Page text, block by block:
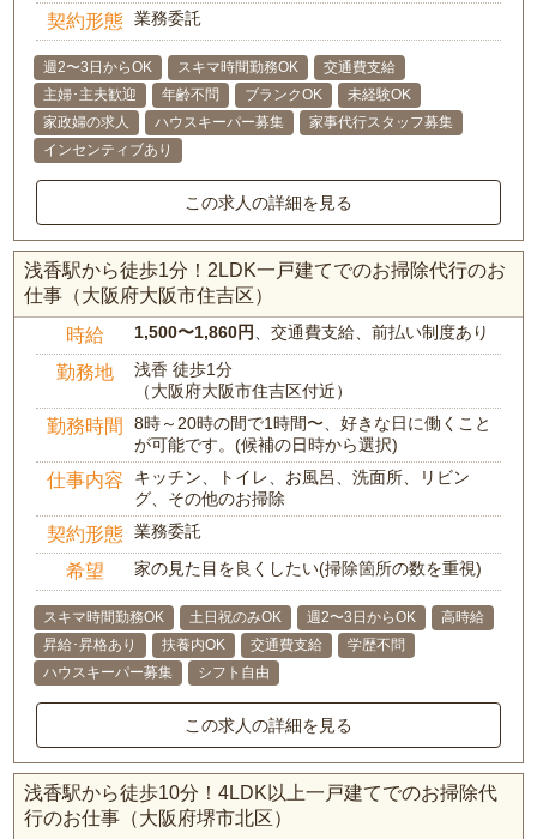
契約形態 業務委託
週2〜3日からOK スキマ時間勤務OK
交通費支給
主婦･主夫歓迎
年齢不問 ブランクOK
未経験OK
家政婦の求人
ハウスキーパー募集
家事代行スタッフ募集
インセンティブあり
この求人の詳細を見る
浅香駅から徒歩1分！2LDK一戸建てでのお掃除代行のお
仕事（大阪府大阪市住吉区）
時給 1,500〜1,860円、交通費支給、前払い制度あり
勤務地
浅香 徒歩1分
（大阪府大阪市住吉区付近）
勤務時間
8時～20時の間で1時間〜、好きな日に働くこと
が可能です。(候補の日時から選択)
仕事内容
キッチン、トイレ、お風呂、洗面所、リビン
グ、その他のお掃除
契約形態 業務委託
希望 家の見た目を良くしたい(掃除箇所の数を重視)
スキマ時間勤務OK 土日祝のみOK 週2〜3日からOK
高時給
昇給･昇格あり
扶養内OK 交通費支給
学歴不問
ハウスキーパー募集
シフト自由
この求人の詳細を見る
浅香駅から徒歩10分！4LDK以上一戸建てでのお掃除代
行のお仕事（大阪府堺市北区）